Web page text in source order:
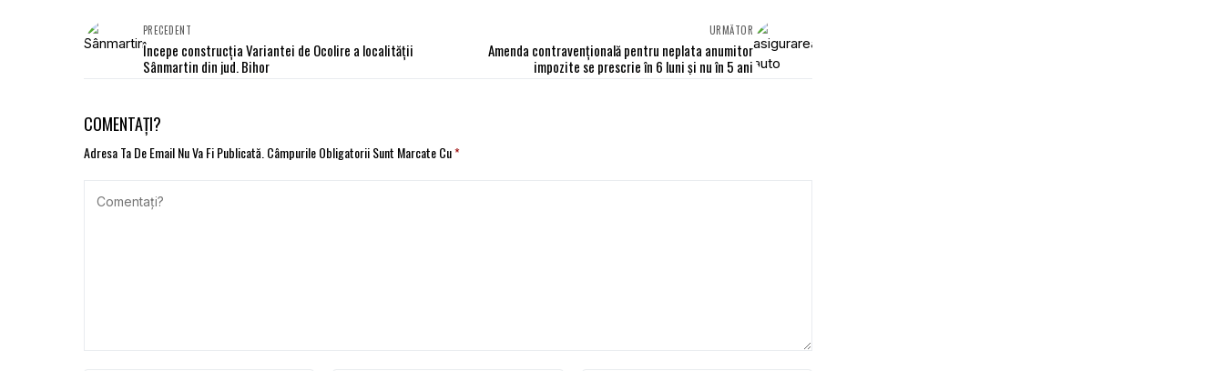
PRECEDENT
Începe construcția Variantei de Ocolire a localității
Sânmartin din jud. Bihor
URMĂTOR
Amenda contravențională pentru neplata anumitor
impozite se prescrie în 6 luni şi nu în 5 ani
COMENTAȚI?
Adresa Ta De Email Nu Va Fi Publicată. Câmpurile Obligatorii Sunt Marcate Cu*